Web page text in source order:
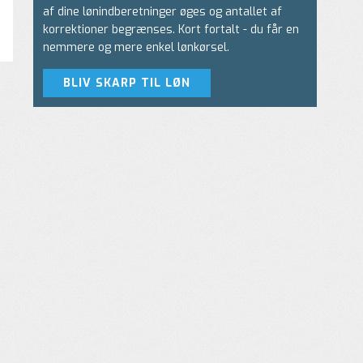
af dine lønindberetninger øges og antallet af
korrektioner begrænses. Kort fortalt - du får en
nemmere og mere enkel lønkørsel.
BLIV SKARP TIL LØN